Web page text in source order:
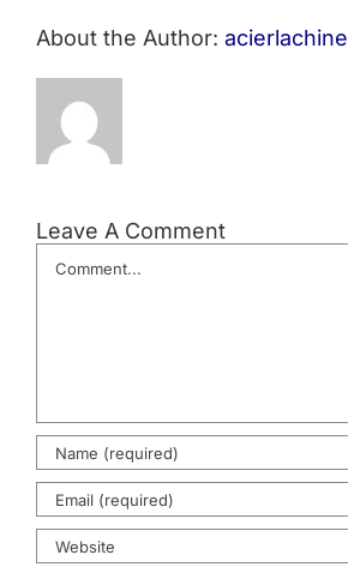
About the Author: acierlachine
Leave A Comment
Comment